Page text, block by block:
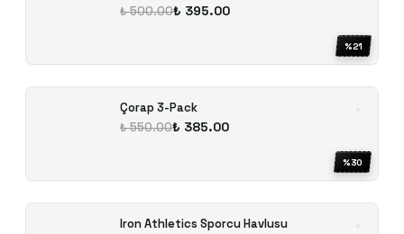
₺ 500.00₺ 395.00
%21
Çorap 3-Pack
₺ 550.00₺ 385.00
%30
Iron Athletics Sporcu Havlusu